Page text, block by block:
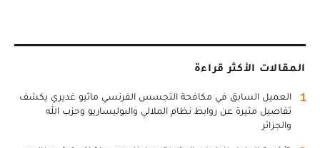
المقالات الأكثر قراءة
1
العميل السابق في مكافحة التجسس الفرنسي ماثيو غديري يكشف
تفاصيل مثيرة عن روابط نظام الملالي والبوليساريو وحزب الله
والجزائر